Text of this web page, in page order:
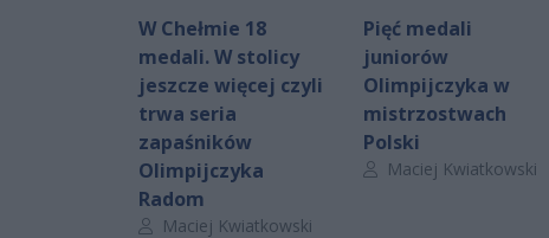
W Chełmie 18
medali. W stolicy
jeszcze więcej czyli
trwa seria
zapaśników
Olimpijczyka
Radom
Autor artykułu:
Maciej Kwiatkowski
Pięć medali
juniorów
Olimpijczyka w
mistrzostwach
Polski
Autor artykułu:
Maciej Kwiatkowski